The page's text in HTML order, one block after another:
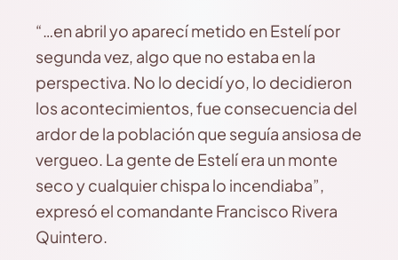
“…en abril yo aparecí metido en Estelí por
segunda vez, algo que no estaba en la
perspectiva. No lo decidí yo, lo decidieron
los acontecimientos, fue consecuencia del
ardor de la población que seguía ansiosa de
vergueo. La gente de Estelí era un monte
seco y cualquier chispa lo incendiaba”,
expresó el comandante Francisco Rivera
Quintero.